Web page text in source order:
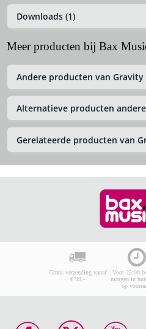
Downloads (1)
Meer producten bij Bax
Andere producten van Gravity
Alternatieve producten
Gerelateerde producten van
Gratis verzending vanaf
€ 99,-
Voor 23:00
morgen in
op